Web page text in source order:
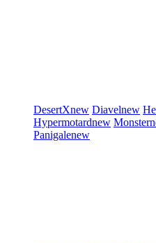
DesertXnew Diavelnew
Hypermotardnew Monster
Panigalenew